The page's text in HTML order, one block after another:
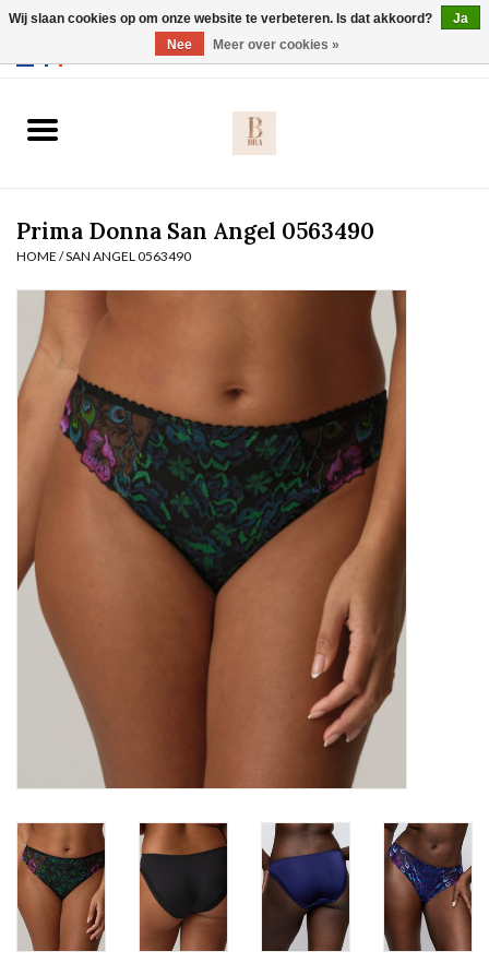
Slip
Body
Nachtmode
Solden
Homewear
Lingerie-accessoires
Cadeaubonnen
Prima Donna San Angel 0563490
HOME /SAN ANGEL 0563490
Wij slaan cookies op om onze website te verbeteren. Is dat akkoord?
Ja
Nee
Meer over cookies »
Webshop werkt met EU maten. .